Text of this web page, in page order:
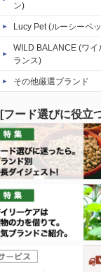
ン)
Lucy Pet (ルーシーペ
WILD BALANCE (ワイ
ランス)
その他厳選ブランド
[フード選びに役立